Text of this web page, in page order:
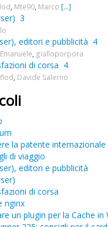
Mte90 Marco [...]
3
editori e pubblicità 4
Emanuele gialloporpora
di corsa 4
flod Davide Salerno
la patente internazionale
di viaggio
editori e pubblicità
di corsa
nginx
un plugin per la Cache in